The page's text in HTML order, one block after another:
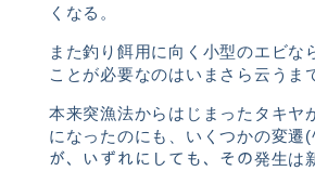
くなる。
また釣り餌用に向く小型のエビな
ことが必要なのはいまさら云うま
本来突漁法からはじまったタキヤ
になったのにも、いくつかの変遷(
が、いずれにしても、その発生は